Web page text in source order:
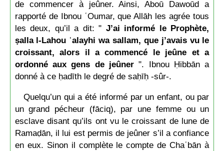
de commencer à jeûner. Ainsi, Aboū Dawoūd a
rapporté de Ibnou ʿOumar, que Allāh les agrée tous
les deux, qu’il a dit: " J’ai informé le Prophète,
ṣalla l-Lahou ʿalayhi wa sallam, que j’avais vu le
croissant, alors il a commencé le jeûne et a
ordonné aux gens de jeûner". Ibnou Ḥibbān a
donné à ce ḥadīth le degré de saḥīḥ -sûr-.
Quelqu’un qui a été informé par un enfant, ou par
un grand pécheur (fāciq), par une femme ou un
esclave disant qu’ils ont vu le croissant de lune de
Ramaḍān, il lui est permis de jeûner s’il a confiance
en eux. Sinon il complète le compte de Chaʿbān à